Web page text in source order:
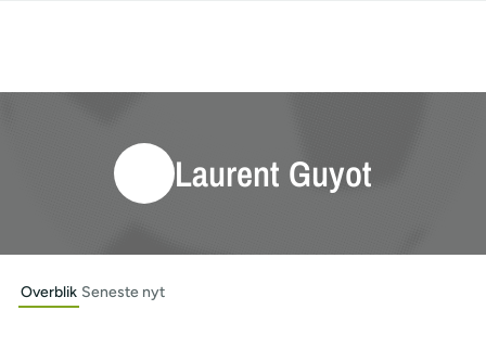
Laurent Guyot
Overblik Seneste nyt